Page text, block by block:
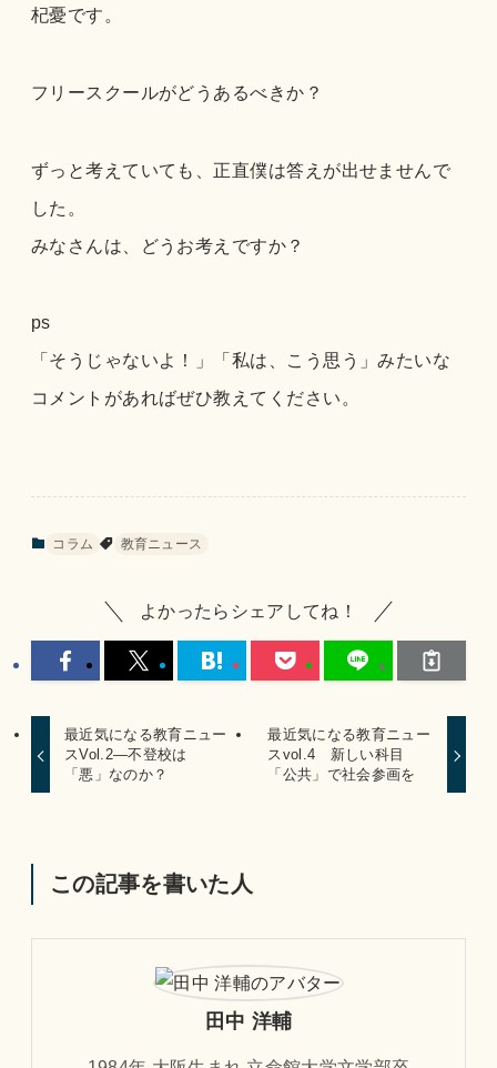
杞憂です。
フリースクールがどうあるべきか？
ずっと考えていても、正直僕は答えが出せませんで
した。
みなさんは、どうお考えですか？
ps
「そうじゃないよ！」「私は、こう思う」みたいな
コメントがあればぜひ教えてください。
コラム 教育ニュース
よかったらシェアしてね！
最近気になる教育ニュー
スVol.2―不登校は
「悪」なのか？
最近気になる教育ニュー
スvol.4 新しい科目
「公共」で社会参画を
この記事を書いた人
田中 洋輔